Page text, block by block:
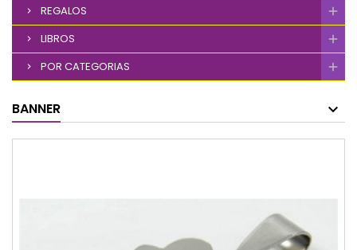
REGALOS
LIBROS
POR CATEGORIAS
BANNER